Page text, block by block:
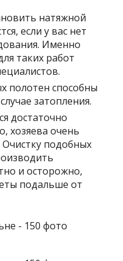
натяжной
если у вас нет
Именно
таких работ
полотен способны
затопления.
достаточно
хозяева очень
Очистку подобных
и осторожно,
подальше от